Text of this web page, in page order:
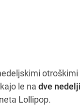
le na dve
Lollipop.